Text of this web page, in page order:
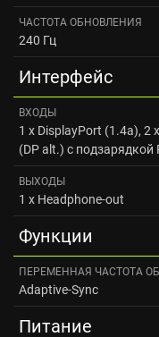
ЧАСТОТА ОБНОВЛЕНИЯ
240 Гц
Интерфейс
ВХОДЫ
1 x DisplayPort (1.4a), 2
(DP alt.) с подзарядкой
ВЫХОДЫ
1 x Headphone-out
Функции
ПЕРЕМЕННАЯ ЧАСТОТА
Adaptive-Sync
Питание